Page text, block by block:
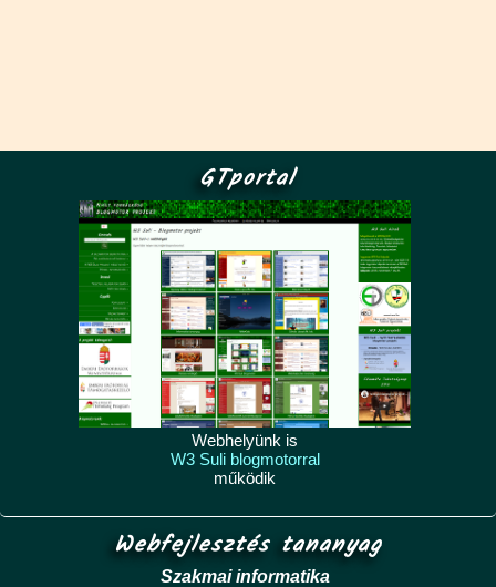
GTportal
Webhelyünk is
W3 Suli blogmotorral
működik
Webfejlesztés tananyag
Szakmai informatika